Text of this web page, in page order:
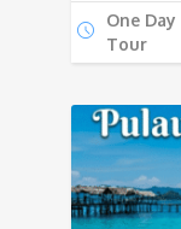
One Day
Tour